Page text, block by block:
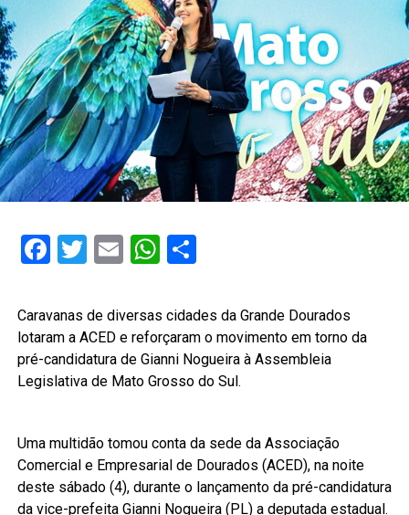
Facebook
Twitter
EmailWhatsApp
Share
Caravanas de diversas cidades da Grande Dourados
lotaram a ACED e reforçaram o movimento em torno da
pré-candidatura de Gianni Nogueira à Assembleia
Legislativa de Mato Grosso do Sul.
Uma multidão tomou conta da sede da Associação
Comercial e Empresarial de Dourados (ACED), na noite
deste sábado (4), durante o lançamento da pré-candidatura
da vice-prefeita Gianni Nogueira (PL) a deputada estadual.